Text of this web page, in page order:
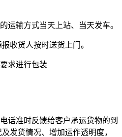
运输方式当天上站、当天发车。
收货人按时送货上门。
求进行包装
话准时反馈给客户承运货物的到
发货情况、增加运作透明度，